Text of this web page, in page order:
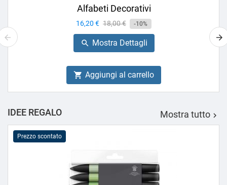
Alfabeti Decorativi
Prezzo
16,20 € Prezzo
base
18,00 € -10%
 Mostra Dettagli
 Aggiungi al carrello
IDEE REGALO Mostra tutto 
Prezzo scontato